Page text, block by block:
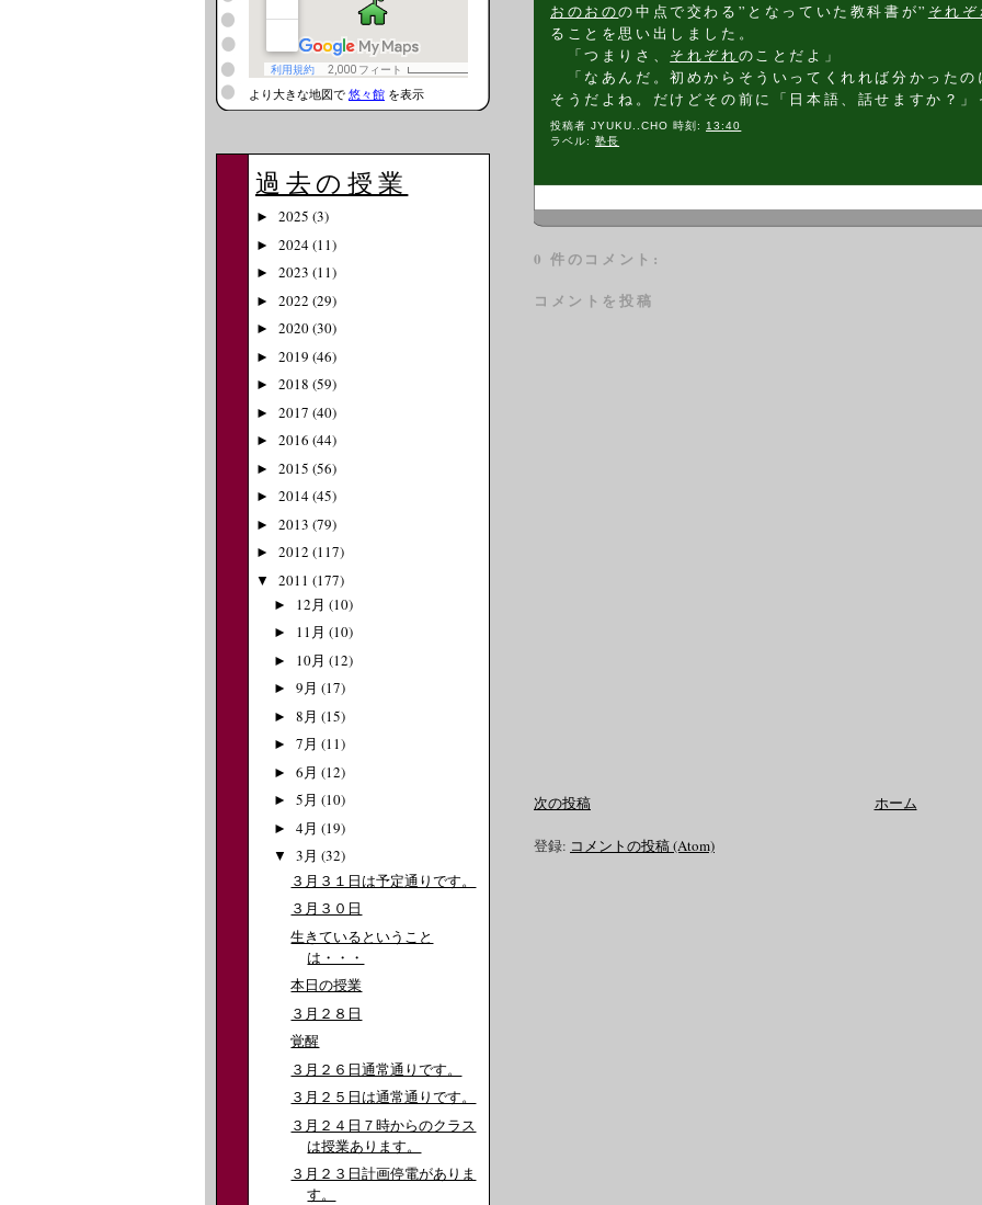
おのおのの中点で交わる”となっていた教科書が” それ
ることを思い出しました。
「つまりさ、 それぞれのことだよ」
「なあんだ。初めからそういってくれれば分かったの
そうだよね。だけどその前に「日本語、話せますか？
投稿者JYUKU..CHO 時刻: 13:40
ラベル:塾長
0 件のコメント:
コメントを投稿
次の投稿 ホーム
登録: コメントの投稿 (Atom)
より大きな地図で 悠々館 を表示
過去の授業
► 2025 (3)
► 2024(11)
► 2023 (11)
► 2022 (29)
► 2020(30)
► 2019 (46)
► 2018 (59)
► 2017 (40)
► 2016 (44)
► 2015 (56)
► 2014(45)
► 2013 (79)
► 2012 (117)
▼ 2011 (177)
► 12月 (10)
► 11月 (10)
► 10月 (12)
► 9月 (17)
► 8月 (15)
► 7月 (11)
► 6月 (12)
► 5月 (10)
► 4月 (19)
▼ 3月 (32)
３月３１日は予定通りです。
３月３０日
生きているということ
は・・・
本日の授業
３月２８日
覚醒
３月２６日通常通りです。
３月２５日は通常通りです。
３月２４日７時からのクラス
は授業あります。
３月２３日計画停電がありま
す。